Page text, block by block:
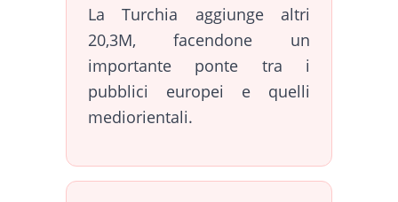
La Turchia aggiunge altri
20,3M, facendone un
importante ponte tra i
pubblici europei e quelli
mediorientali.